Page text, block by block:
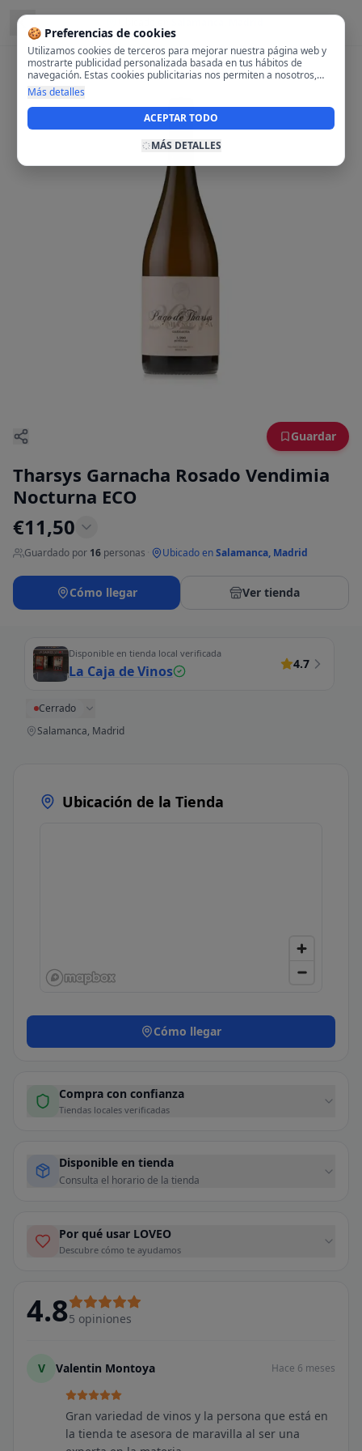
🍪 Preferencias de cookies
Utilizamos cookies de terceros para mejorar nuestra página web y
mostrarte publicidad personalizada basada en tus hábitos de
navegación. Estas cookies publicitarias nos permiten a nosotros,
analizar tu navegación en nuestra página y en internet para
mostrarte anuncios relevantes para ti. Al activarlas, aceptas el uso
de cookies para fines publicitarios y la recopilación y tratamiento de
tus datos de navegación, incluyendo la posible compartición de
Más detalles
ACEPTAR TODO
MÁS DETALLES
Guardar
Tharsys Garnacha Rosado Vendimia
Nocturna ECO
€11,50
Guardado por 16 personas Ubicado enSalamanca, Madrid
Cómo llegar Ver tienda
Disponible en tienda local verificada
La Caja de Vinos 4.7
Cerrado
Salamanca, Madrid
Ubicación de la Tienda
Cómo llegar
Compra con confianza
Tiendas locales verificadas
Disponible en tienda
Consulta el horario de la tienda
Por qué usar LOVEO
Descubre cómo te ayudamos
4.85 opiniones
V Valentin Montoya Hace 6 meses
Gran variedad de vinos y la persona que está en
la tienda te asesora de maravilla al ser una